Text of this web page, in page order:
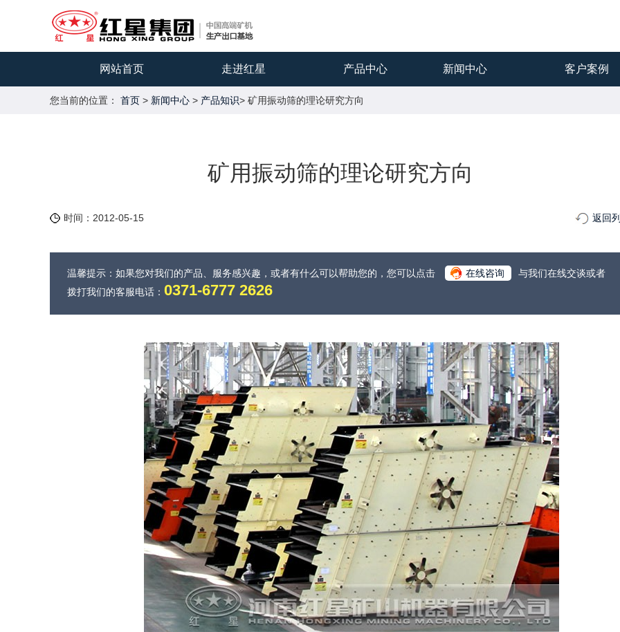
网站首页 走进红星 产品中心 新闻中心 客户案例
您当前的位置： 首页 > 新闻中心 > 产品知识> 矿用振动筛的理论研究方向
矿用振动筛的理论研究方向
时间：2012-05-15 返回
温馨提示：如果您对我们的产品、服务感兴趣，或者有什么可以帮助您的，您可以点击 在线咨询
与我们在线交谈或者
拨打我们的客服电话： 0371-6777 2626